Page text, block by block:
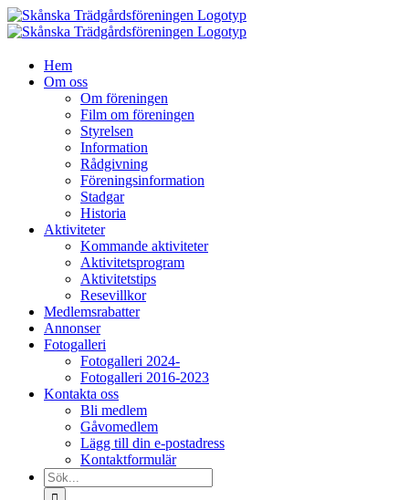
Fortsätt
till
Hem
Om oss
Om föreningen
Film om föreningen
Styrelsen
Information
Rådgivning
Föreningsinformation
Stadgar
Historia
Aktiviteter
Kommande aktiviteter
Aktivitetsprogram
Aktivitetstips
Resevillkor
Medlemsrabatter
Annonser
Fotogalleri
Fotogalleri 2024-
Fotogalleri 2016-2023
Kontakta oss
Bli medlem
Gåvomedlem
Lägg till din e-postadress
Kontaktformulär
Sök
efter: